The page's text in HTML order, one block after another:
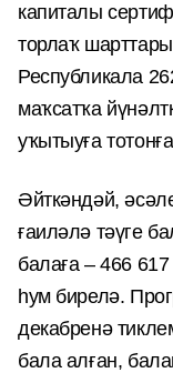
капиталы
торлаҡ
Республикала
маҡсатҡа
уҡытыуға
Әйткәндәй,
ғаиләлә тәүге
балаға – 466
һум бирелә.
декабренә
бала алған,